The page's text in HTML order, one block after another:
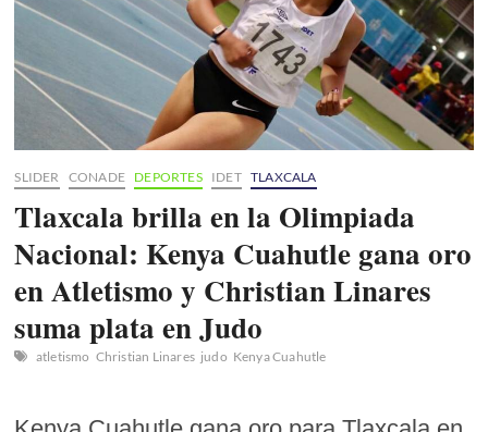
SLIDER CONADE DEPORTES IDET TLAXCALA
Tlaxcala brilla en la Olimpiada
Nacional: Kenya Cuahutle gana oro
en Atletismo y Christian Linares
suma plata en Judo
atletismo Christian Linares judo Kenya Cuahutle